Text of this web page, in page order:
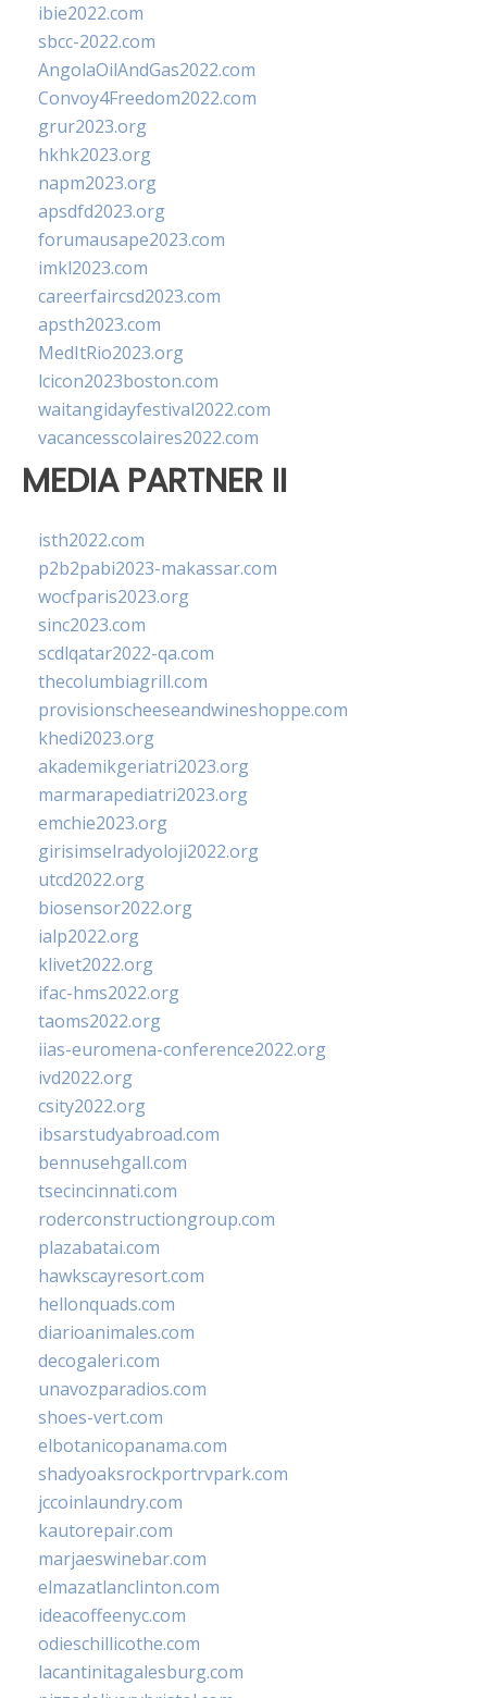
ibie2022.com
sbcc-2022.com
AngolaOilAndGas2022.com
Convoy4Freedom2022.com
grur2023.org
hkhk2023.org
napm2023.org
apsdfd2023.org
forumausape2023.com
imkl2023.com
careerfaircsd2023.com
apsth2023.com
MedItRio2023.org
lcicon2023boston.com
waitangidayfestival2022.com
vacancesscolaires2022.com
MEDIA PARTNER II
isth2022.com
p2b2pabi2023-makassar.com
wocfparis2023.org
sinc2023.com
scdlqatar2022-qa.com
thecolumbiagrill.com
provisionscheeseandwineshoppe.com
khedi2023.org
akademikgeriatri2023.org
marmarapediatri2023.org
emchie2023.org
girisimselradyoloji2022.org
utcd2022.org
biosensor2022.org
ialp2022.org
klivet2022.org
ifac-hms2022.org
taoms2022.org
iias-euromena-conference2022.org
ivd2022.org
csity2022.org
ibsarstudyabroad.com
bennusehgall.com
tsecincinnati.com
roderconstructiongroup.com
plazabatai.com
hawkscayresort.com
hellonquads.com
diarioanimales.com
decogaleri.com
unavozparadios.com
shoes-vert.com
elbotanicopanama.com
shadyoaksrockportrvpark.com
jccoinlaundry.com
kautorepair.com
marjaeswinebar.com
elmazatlanclinton.com
ideacoffeenyc.com
odieschillicothe.com
lacantinitagalesburg.com